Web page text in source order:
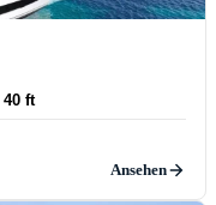
40 ft
Ansehen